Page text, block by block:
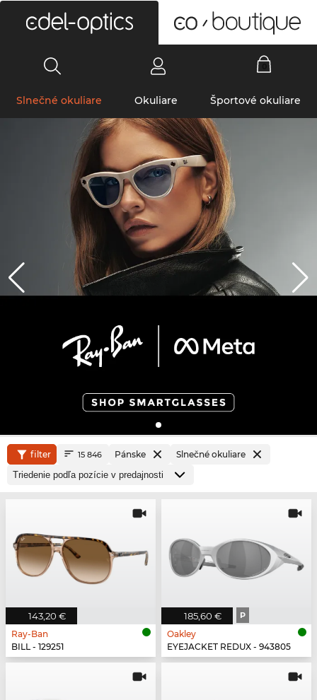
Slnečné okuliare Okuliare Športové okuliare
filter 15 846 Pánske Slnečné okuliare
143,20 €
Ray-Ban
BILL - 129251
185,60 € P
Oakley
EYEJACKET REDUX - 943805